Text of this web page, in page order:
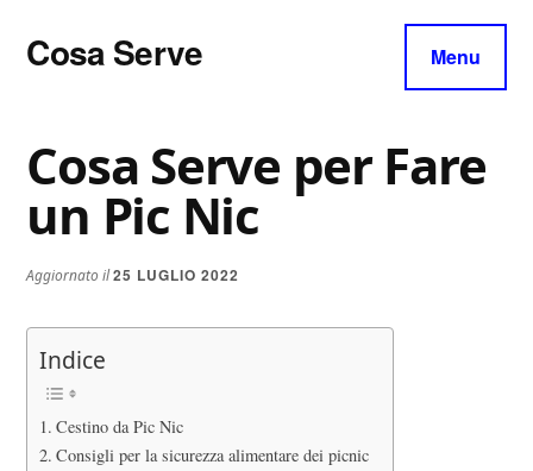
main
primary
footer
menu
Cosa Serve
il
Tuo
Parquet
Menu
Cosa Serve per Fare
un Pic Nic
Aggiornato il25 LUGLIO 2022
Indice
Cestino da Pic Nic
Consigli per la sicurezza alimentare dei picnic